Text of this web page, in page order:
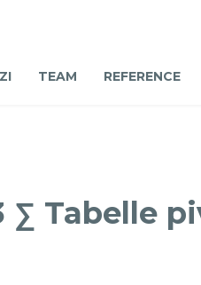
TEAM REFERENCE
∑ Tabelle